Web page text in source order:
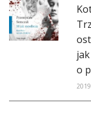
o